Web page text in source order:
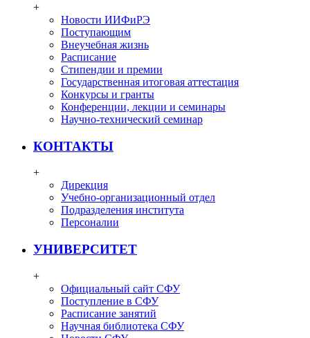
+
Новости ИИФиРЭ
Поступающим
Внеучебная жизнь
Расписание
Стипендии и премии
Государственная итоговая аттестация
Конкурсы и гранты
Конференции, лекции и семинары
Научно-технический семинар
КОНТАКТЫ
+
Дирекция
Учебно-организационный отдел
Подразделения института
Персоналии
УНИВЕРСИТЕТ
+
Официальный сайт СФУ
Поступление в СФУ
Расписание занятий
Научная библиотека СФУ